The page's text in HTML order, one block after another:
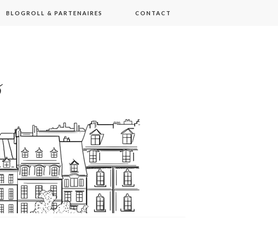
BLOGROLL & PARTENAIRES CONTACT